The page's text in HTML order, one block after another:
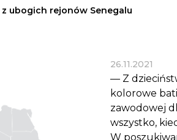
ubogich rejonów Senegalu
26.11.2021
— Z
kolorowe
zawodowej
wszystko,
W